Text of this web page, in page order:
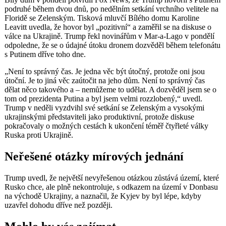
podruhé během dvou dnů, po nedělním setkání vrchního velitele na
Floridě se Zelenským. Tisková mluvčí Bílého domu Karoline
Leavitt uvedla, že hovor byl „pozitivní“ a zaměřil se na diskuse o
válce na Ukrajině. Trump řekl novinářům v Mar-a-Lago v pondělí
odpoledne, že se o údajné útoku dronem dozvěděl během telefonátu
s Putinem dříve toho dne.
„Není to správný čas. Je jedna věc být útočný, protože oni jsou
útoční. Je to jiná věc zaútočit na jeho dům. Není to správný čas
dělat něco takového a – nemůžeme to udělat. A dozvěděl jsem se o
tom od prezidenta Putina a byl jsem velmi rozzlobený,“ uvedl.
Trump v neděli vyzdvihl své setkání se Zelenským a vysokými
ukrajinskými představiteli jako produktivní, protože diskuse
pokračovaly o možných cestách k ukončení téměř čtyřleté války
Ruska proti Ukrajině.
Neřešené otázky mírových jednání
Trump uvedl, že největší nevyřešenou otázkou zůstává území, které
Rusko chce, ale plně nekontroluje, s odkazem na území v Donbasu
na východě Ukrajiny, a naznačil, že Kyjev by byl lépe, kdyby
uzavřel dohodu dříve než později.